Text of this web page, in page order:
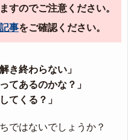
すのでご注意ください。
事をご確認ください。
き終わらない」
てあるのかな？」
てくる？」
ではないでしょうか？